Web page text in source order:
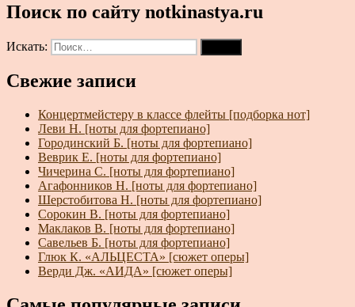
Поиск по сайту notkinastya.ru
Искать:
Свежие записи
Концертмейстеру в классе флейты [подборка нот]
Леви Н. [ноты для фортепиано]
Городинский Б. [ноты для фортепиано]
Веврик Е. [ноты для фортепиано]
Чичерина С. [ноты для фортепиано]
Агафонников Н. [ноты для фортепиано]
Шерстобитова Н. [ноты для фортепиано]
Сорокин В. [ноты для фортепиано]
Маклаков В. [ноты для фортепиано]
Савельев Б. [ноты для фортепиано]
Глюк К. «АЛЬЦЕСТА» [сюжет оперы]
Верди Дж. «АИДА» [сюжет оперы]